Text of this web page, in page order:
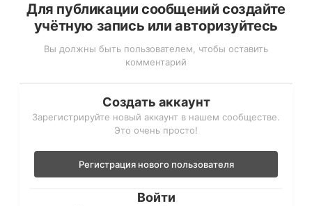
Для публикации сообщений создайте
учётную запись или авторизуйтесь
Вы должны быть пользователем, чтобы оставить
комментарий
Создать аккаунт
Зарегистрируйте новый аккаунт в нашем сообществе.
Это очень просто!
Регистрация нового пользователя
Войти